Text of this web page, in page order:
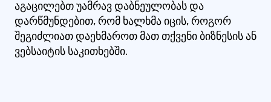
აგაცილებთ უამრავ დაბნეულობას და
დარწმუნდებით, რომ ხალხმა იცის, როგორ
შეგიძლიათ დაეხმაროთ მათ თქვენი ბიზნესის ან
ვებსაიტის საკითხებში.